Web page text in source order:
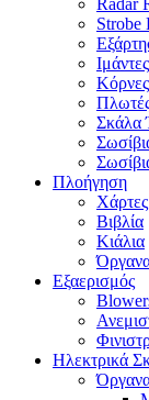
Radar
Strobe
Κόρνες
Σκάλα
Πλοήγηση
Χάρτες
Βιβλία
Κιάλια
Εξαερισμός
Ηλεκτρικά